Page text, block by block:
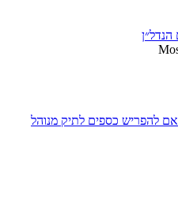
להפריש כספים לתיק מנוהל